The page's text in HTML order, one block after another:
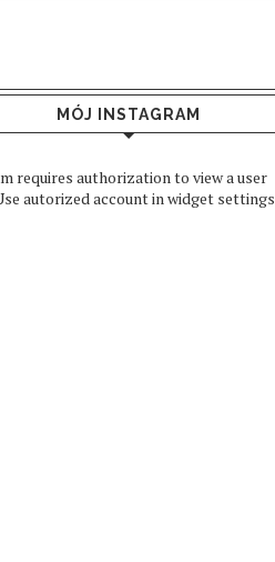
MÓJ INSTAGRAM
requires authorization to view a user
autorized account in widget settings